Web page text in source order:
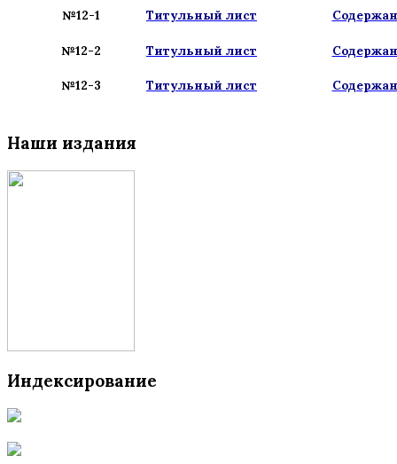
№12-1
№12-2
№12-3
Титульный лист
Титульный лист
Титульный лист
Наши издания
Индексирование